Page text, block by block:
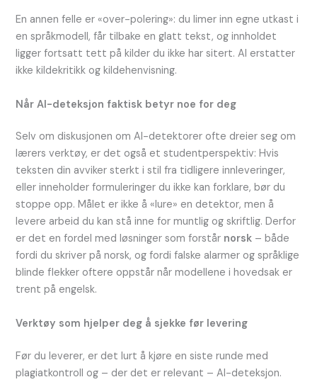
En annen felle er «over-polering»: du limer inn egne utkast i
en språkmodell, får tilbake en glatt tekst, og innholdet
ligger fortsatt tett på kilder du ikke har sitert. AI erstatter
ikke kildekritikk og kildehenvisning.
Når AI-deteksjon faktisk betyr noe for deg
Selv om diskusjonen om AI-detektorer ofte dreier seg om
lærers verktøy, er det også et studentperspektiv: Hvis
teksten din avviker sterkt i stil fra tidligere innleveringer,
eller inneholder formuleringer du ikke kan forklare, bør du
stoppe opp. Målet er ikke å «lure» en detektor, men å
levere arbeid du kan stå inne for muntlig og skriftlig. Derfor
er det en fordel med løsninger som forstår norsk – både
fordi du skriver på norsk, og fordi falske alarmer og språklige
blinde flekker oftere oppstår når modellene i hovedsak er
trent på engelsk.
Verktøy som hjelper deg å sjekke før levering
Før du leverer, er det lurt å kjøre en siste runde med
plagiatkontroll og – der det er relevant – AI-deteksjon.